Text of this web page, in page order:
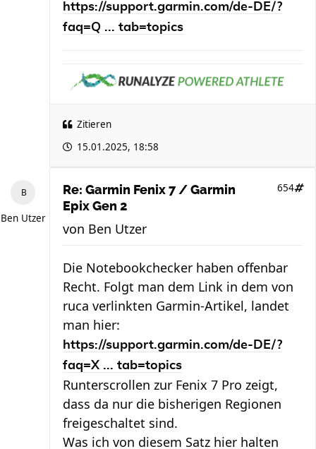
https://support.garmin.com/de-DE/?
faq=Q ... tab=topics
Zitieren
15.01.2025, 18:58
Ben Utzer
Re: Garmin Fenix 7 / Garmin
Epix Gen 2
654
von Ben Utzer
Die Notebookchecker haben offenbar
Recht. Folgt man dem Link in dem von
ruca verlinkten Garmin-Artikel, landet
man hier:
https://support.garmin.com/de-DE/?
faq=X ... tab=topics
Runterscrollen zur Fenix 7 Pro zeigt,
dass da nur die bisherigen Regionen
freigeschaltet sind.
Was ich von diesem Satz hier halten